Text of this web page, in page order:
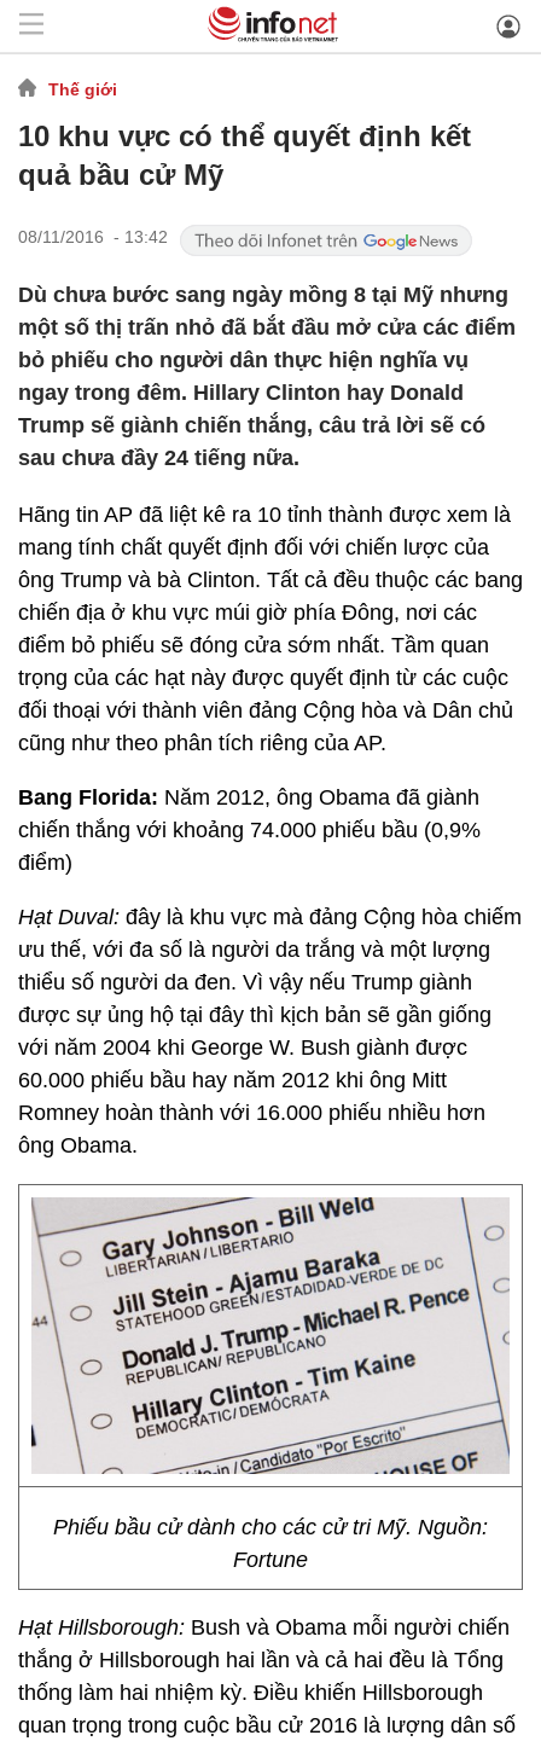
Thế giới
10 khu vực có thể quyết định kết
quả bầu cử Mỹ
08/11/2016 - 13:42
Dù chưa bước sang ngày mồng 8 tại Mỹ nhưng
một số thị trấn nhỏ đã bắt đầu mở cửa các điểm
bỏ phiếu cho người dân thực hiện nghĩa vụ
ngay trong đêm. Hillary Clinton hay Donald
Trump sẽ giành chiến thắng, câu trả lời sẽ có
sau chưa đầy 24 tiếng nữa.
Hãng tin AP đã liệt kê ra 10 tỉnh thành được xem là
mang tính chất quyết định đối với chiến lược của
ông Trump và bà Clinton. Tất cả đều thuộc các bang
chiến địa ở khu vực múi giờ phía Đông, nơi các
điểm bỏ phiếu sẽ đóng cửa sớm nhất. Tầm quan
trọng của các hạt này được quyết định từ các cuộc
đối thoại với thành viên đảng Cộng hòa và Dân chủ
cũng như theo phân tích riêng của AP.
Bang Florida: Năm 2012, ông Obama đã giành
chiến thắng với khoảng 74.000 phiếu bầu (0,9%
điểm)
Hạt Duval: đây là khu vực mà đảng Cộng hòa chiếm
ưu thế, với đa số là người da trắng và một lượng
thiểu số người da đen. Vì vậy nếu Trump giành
được sự ủng hộ tại đây thì kịch bản sẽ gần giống
với năm 2004 khi George W. Bush giành được
60.000 phiếu bầu hay năm 2012 khi ông Mitt
Romney hoàn thành với 16.000 phiếu nhiều hơn
ông Obama.
Phiếu bầu cử dành cho các cử tri Mỹ. Nguồn:
Fortune
Hạt Hillsborough: Bush và Obama mỗi người chiến
thắng ở Hillsborough hai lần và cả hai đều là Tổng
thống làm hai nhiệm kỳ. Điều khiến Hillsborough
quan trọng trong cuộc bầu cử 2016 là lượng dân số